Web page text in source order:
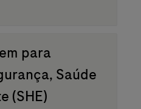
para
Saúde
(SHE)